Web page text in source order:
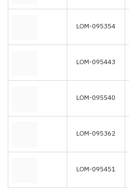
LOM-095354
LOM-095443
LOM-095540
LOM-095362
LOM-095451